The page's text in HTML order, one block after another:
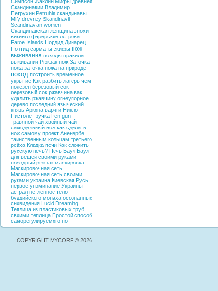
Симпсон Жаклин Мифы древней
Скандинавии Владимир
Петрухин Petruhin скандинавы
Mify drevney Skandinavii
Scandinavian women
Скандинавская женщина эпохи
викинго фарерские острова
Faroe Islands Нордид Динарец
Понтид сарматы скифы нож
выживания походы правила
выживания Рюкзак нож Заточка
ножа заточка ножа на природе
поход построить временное
укрытие Как разбить лагерь чем
полезен березовый сок
березовый сок ржавчина Как
удалить ржавчину огнеупорное
дерево последний языческий
князь Аркона варяги Никлот
Пистолет ручка Pen gun
травяной чай хвойный чай
самодельный нож как сделать
нож самому проект Аненербе
таинственным кольцам третьего
рейха Кладка печи Как сложить
русскую печь? Печь Баул Баул
для вещей своими руками
походный рюкзак маскировка
Маскировочная сеть
Маскировочная сеть своими
руками украина Киевская Русь
первое упоминание Украины
астрал нетленное тело
буддийского монаха осознанные
сновидения Lucid Dreaming
Теплица из пластиковых труб
своими теплица Простой способ
саморегулируемого по
COPYRIGHT MYCORP © 2026